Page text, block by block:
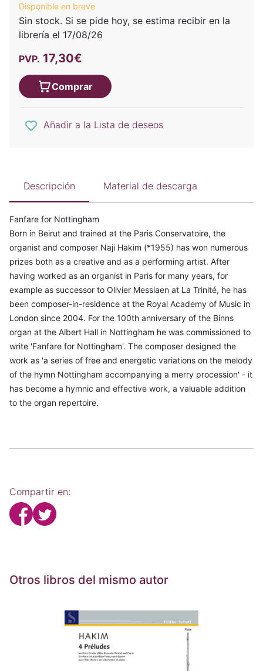
Disponible en breve
Sin stock. Si se pide hoy, se estima recibir en la
librería el 17/08/26
PVP. 17,30€
Comprar
Añadir a la Lista de deseos
Descripción Material de descarga
Fanfare for Nottingham
Born in Beirut and trained at the Paris Conservatoire, the
organist and composer Naji Hakim (*1955) has won numerous
prizes both as a creative and as a performing artist. After
having worked as an organist in Paris for many years, for
example as successor to Olivier Messiaen at La Trinité, he has
been composer-in-residence at the Royal Academy of Music in
London since 2004. For the 100th anniversary of the Binns
organ at the Albert Hall in Nottingham he was commissioned to
write 'Fanfare for Nottingham'. The composer designed the
work as 'a series of free and energetic variations on the melody
of the hymn Nottingham accompanying a merry procession' - it
has become a hymnic and effective work, a valuable addition
to the organ repertoire.
Compartir en:
Otros libros del mismo autor